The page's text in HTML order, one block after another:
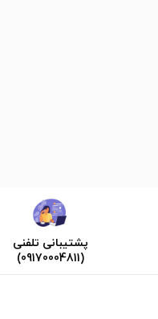
پشتیبانی تلفنی
(09170004811)